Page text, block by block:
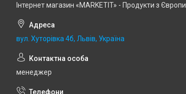
Інтернет магазин «MARKETIT» - Продукти з Європи
вул. Хуторівка 4б, Львів, Україна
менеджер